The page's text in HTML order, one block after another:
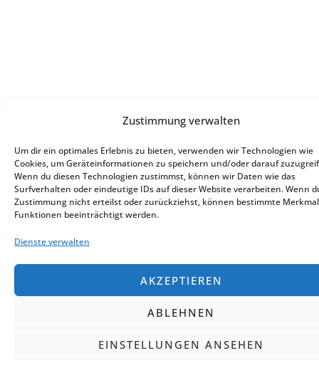
Zustimmung verwalten
Um dir ein optimales Erlebnis zu bieten, verwenden wir Technologien wie
Cookies, um Geräteinformationen zu speichern und/oder darauf
Wenn du diesen Technologien zustimmst, können wir Daten wie das
Surfverhalten oder eindeutige IDs auf dieser Website verarbeiten. Wenn
Zustimmung nicht erteilst oder zurückziehst, können bestimmte
Funktionen beeinträchtigt werden.
Dienste verwalten
AKZEPTIEREN
ABLEHNEN
EINSTELLUNGEN ANSEHEN